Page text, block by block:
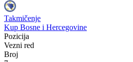
Takmičenje
Kup Bosne i Hercegovine
Pozicija
Vezni red
Broj